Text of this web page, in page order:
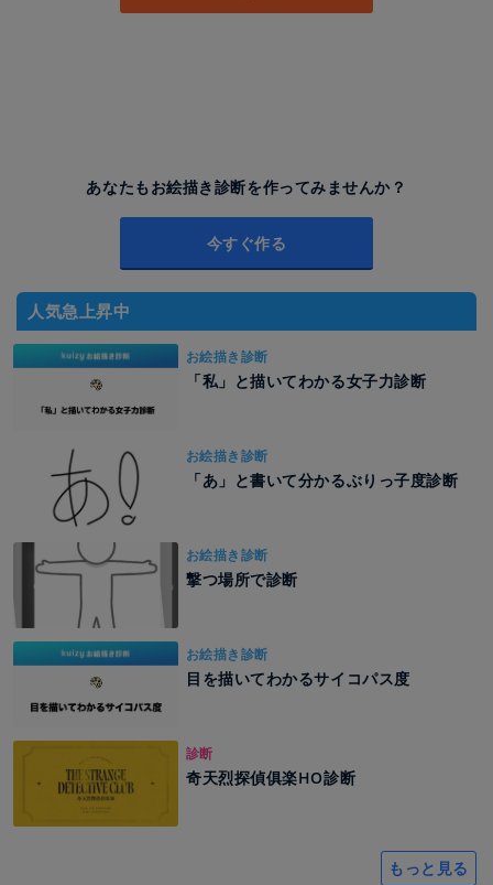
あなたもお絵描き診断を作ってみませんか？
今すぐ作る
人気急上昇中
お絵描き診断
「私」と描いてわかる女子力診断
お絵描き診断
「あ」と書いて分かるぶりっ子度診断
お絵描き診断
撃つ場所で診断
お絵描き診断
目を描いてわかるサイコパス度
診断
奇天烈探偵俱楽HO診断
もっと見る